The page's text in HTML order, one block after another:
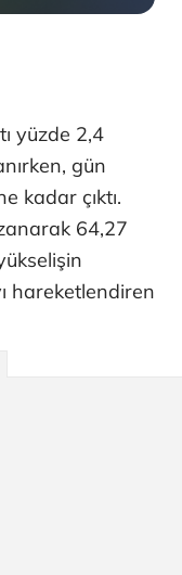
yüzde 2,4
gün
kadar çıktı.
64,27
hareketlendiren